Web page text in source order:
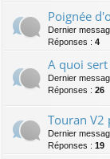
Poignée
Dernier
Réponses : 4
A quoi
Dernier
Réponses : 26
Touran V2
Dernier
Réponses : 19